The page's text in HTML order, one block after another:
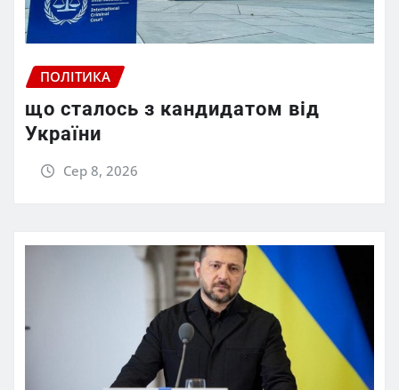
ПОЛІТИКА
що сталось з кандидатом від
України
Сер 8, 2026